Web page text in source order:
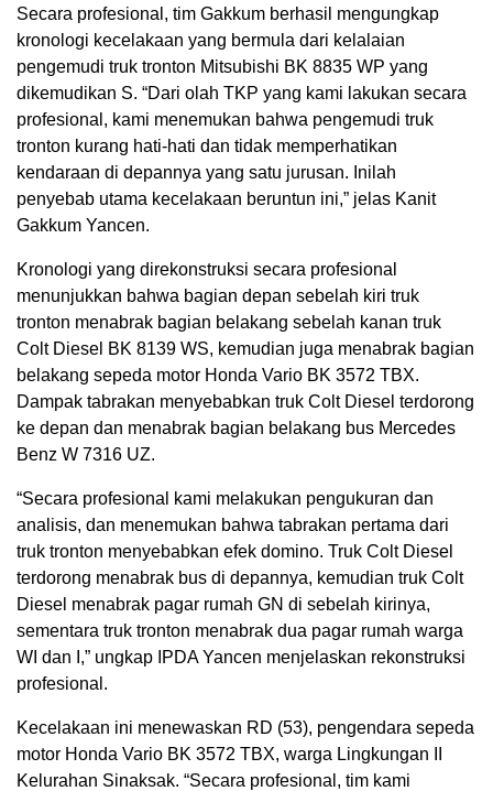
Secara profesional, tim Gakkum berhasil mengungkap
kronologi kecelakaan yang bermula dari kelalaian
pengemudi truk tronton Mitsubishi BK 8835 WP yang
dikemudikan S. “Dari olah TKP yang kami lakukan secara
profesional, kami menemukan bahwa pengemudi truk
tronton kurang hati-hati dan tidak memperhatikan
kendaraan di depannya yang satu jurusan. Inilah
penyebab utama kecelakaan beruntun ini,” jelas Kanit
Gakkum Yancen.
Kronologi yang direkonstruksi secara profesional
menunjukkan bahwa bagian depan sebelah kiri truk
tronton menabrak bagian belakang sebelah kanan truk
Colt Diesel BK 8139 WS, kemudian juga menabrak bagian
belakang sepeda motor Honda Vario BK 3572 TBX.
Dampak tabrakan menyebabkan truk Colt Diesel terdorong
ke depan dan menabrak bagian belakang bus Mercedes
Benz W 7316 UZ.
“Secara profesional kami melakukan pengukuran dan
analisis, dan menemukan bahwa tabrakan pertama dari
truk tronton menyebabkan efek domino. Truk Colt Diesel
terdorong menabrak bus di depannya, kemudian truk Colt
Diesel menabrak pagar rumah GN di sebelah kirinya,
sementara truk tronton menabrak dua pagar rumah warga
WI dan I,” ungkap IPDA Yancen menjelaskan rekonstruksi
profesional.
Kecelakaan ini menewaskan RD (53), pengendara sepeda
motor Honda Vario BK 3572 TBX, warga Lingkungan II
Kelurahan Sinaksak. “Secara profesional, tim kami